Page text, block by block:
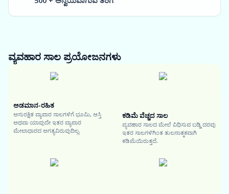
ವ್ಯವಹಾರ ಸಾಲ ಪ್ರಯೋಜನಗಳು
ಅಡಮಾನ-ರಹಿತ
ಅಸುರಕ್ಷಿತ ವ್ಯಾಪಾರ ಸಾಲಗಳಿಗೆ ಭೂಮಿ, ಆಸ್ತಿ
ಅಥವಾ ಯಾವುದೇ ಇತರ ವ್ಯಾಪಾರ
ಮೇಲಾಧಾರದ ಅಗತ್ಯವಿರುವುದಿಲ್ಲ.
ಕಡಿಮೆ ವೆಚ್ಚದ ಸಾಲ
ವ್ಯವಹಾರ ಸಾಲದ ಮೇಲೆ ವಿಧಿಸುವ ಬಡ್ಡಿ ದರವು
ಇತರ ಸಾಲಗಳಿಗಿಂತ ತುಲನಾತ್ಮಕವಾಗಿ
ಕಡಿಮೆಯಿರುತ್ತದೆ.